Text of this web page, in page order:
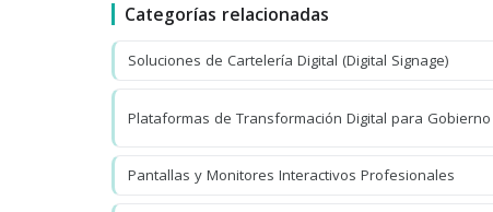
Categorías relacionadas
Soluciones de Cartelería Digital (Digital Signage)
Plataformas de Transformación Digital para Gobierno
Pantallas y Monitores Interactivos Profesionales